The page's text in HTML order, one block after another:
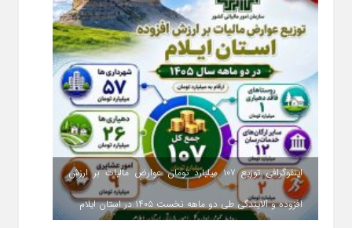
اینفوگرافی توزیع ۱۰۷ میلیارد تومان عوارض مالیات بر ارزش
افزوده و آلایندگی طی دو ماهه نخست ۱۴۰۵ در استان ایلام